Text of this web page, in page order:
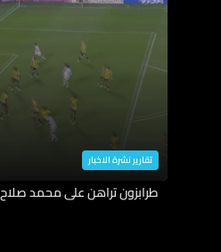
تقارير نشرة الاخبار
طرابزون تراهن على محمد صلاح